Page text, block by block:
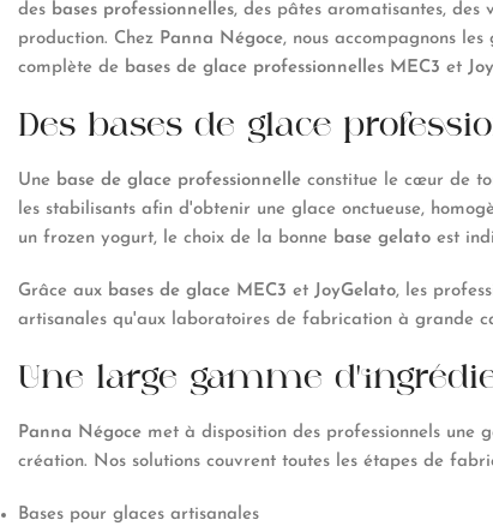
des bases professionnelles, des pâtes aromatisantes,
production. Chez Panna Négoce, nous accompagnons
complète de bases de glace professionnelles MEC3 et
Des bases de glace
Une base de glace professionnelle constitue le cœur de
les stabilisants afin d'obtenir une glace onctueuse,
un frozen yogurt, le choix de la bonne base gelato est
Grâce aux bases de glace MEC3 et JoyGelato, les
artisanales qu'aux laboratoires de fabrication à grande
Une large gamme
Panna Négoce met à disposition des professionnels une
création. Nos solutions couvrent toutes les étapes de
Bases pour glaces artisanales